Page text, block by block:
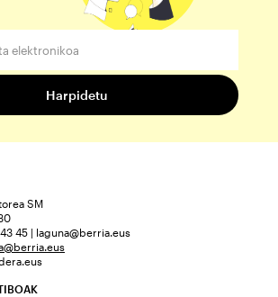
SM
45 | laguna@berria.eus